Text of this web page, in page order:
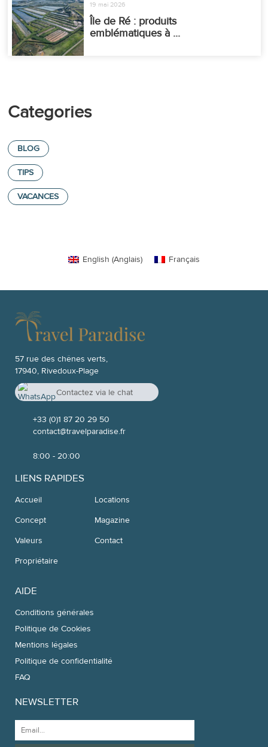
19 mai 2026
Île de Ré : produits
emblématiques à ...
Categories
BLOG
TIPS
VACANCES
English (Anglais) Français
57 rue des chênes verts,
17940, Rivedoux-Plage
Contactez via le chat
Whatsapp
+33 (0)1 87 20 29 50
contact@travelparadise.fr
8:00 - 20:00
LIENS RAPIDES
Accueil
Locations
Concept
Magazine
Valeurs
Contact
Propriétaire
AIDE
Conditions générales
Politique de Cookies
Mentions légales
Politique de confidentialité
FAQ
NEWSLETTER